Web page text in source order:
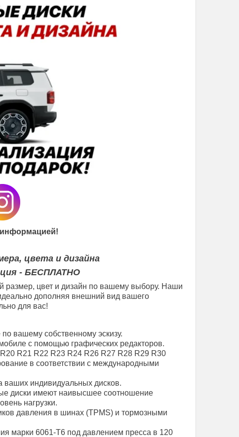
цвета и дизайна
- БЕСПЛАТНО
размер, цвет и дизайн по вашему выбору. Наши
дополняя внешний вид вашего
для вас!
вашему собственному эскизу.
с помощью графических редакторов.
R20 R21 R22 R23 R24 R26 R27 R28 R29 R30
в соответствии с международными
ваших индивидуальных дисков.
диски имеют наивысшее соотношение
нагрузки.
давления в шинах (TPMS) и тормозными
марки 6061-T6 под давлением пресса в 120